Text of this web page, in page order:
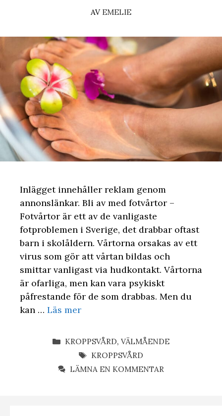
AV EMELIE
Inlägget innehåller reklam genom
annonslänkar. Bli av med fotvårtor –
Fotvårtor är ett av de vanligaste
fotproblemen i Sverige, det drabbar oftast
barn i skolåldern. Vårtorna orsakas av ett
virus som gör att vårtan bildas och
smittar vanligast via hudkontakt. Vårtorna
är ofarliga, men kan vara psykiskt
påfrestande för de som drabbas. Men du
kan … Läs mer
KATEGORIER
KROPPSVÅRD, VÄLMÅENDE
ETIKETTER
KROPPSVÅRD
LÄMNA EN KOMMENTAR